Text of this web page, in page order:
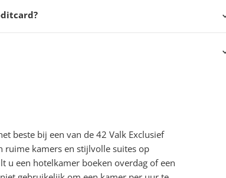
beste bij een van de 42 Valk Exclusief
ruime kamers en stijlvolle suites op
u een hotelkamer boeken overdag of een